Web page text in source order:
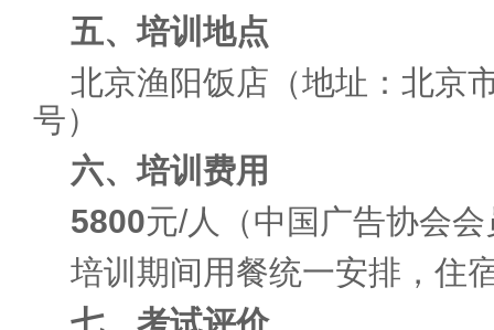
五、培训地点
北京渔阳饭店（地址：北京
号）
六、培训费用
5800元/人（中国广告协会
培训期间用餐统一安排，住